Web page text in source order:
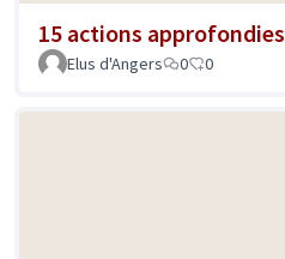
15 actions approfondies
Elus d'Angers
0 0